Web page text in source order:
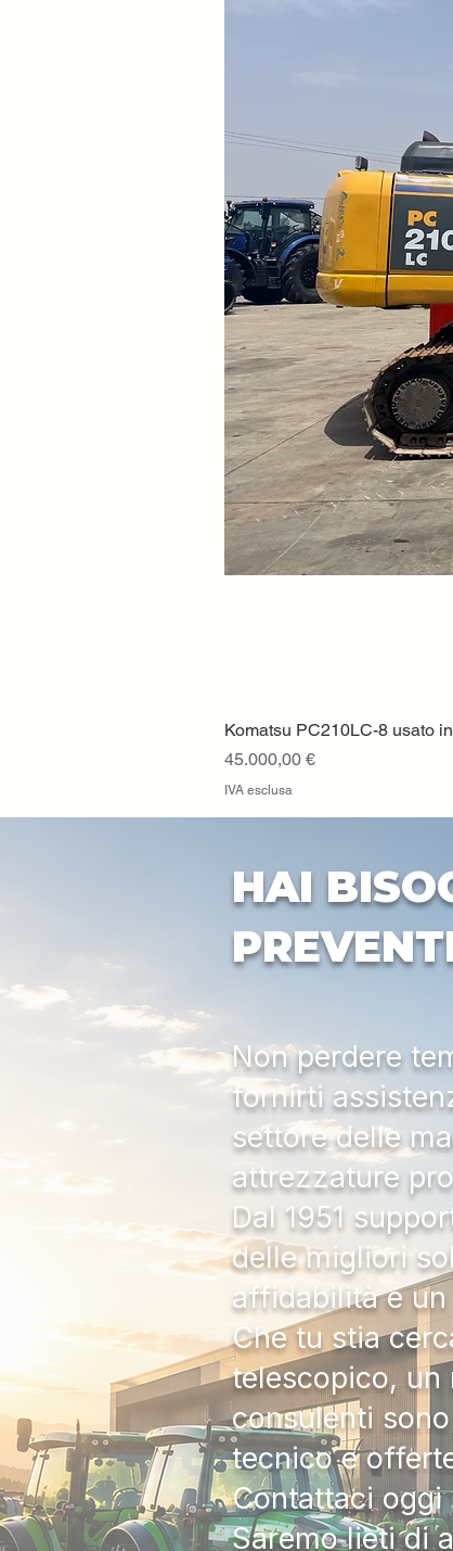
Komatsu PC210LC-8 usato
Prezzo
45.000,00 €
IVA esclusa
HAI
Non perdere
fornirti
settore delle
attrezzature
Dal 1951
delle migliori
affidabilità e
Che tu stia
telescopico,
consulenti
tecnico e
Contattaci oggi
Saremo lieti di